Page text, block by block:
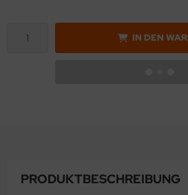
IN DEN
PRODUKTBESCHREIBUNG